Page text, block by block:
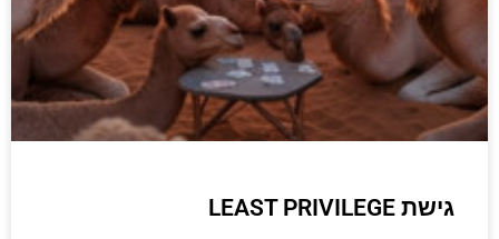
גישת LEAST PRIVILEGE